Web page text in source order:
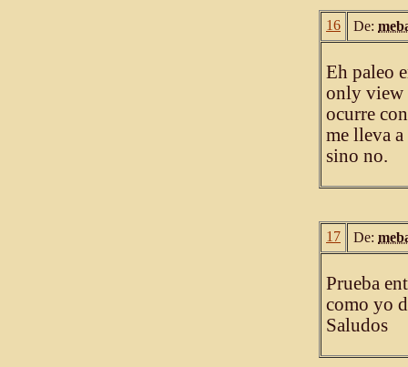
16 De:
Eh paleo
only view
ocurre
me lleva
sino no.
17 De:
Prueba
como yo
Saludos